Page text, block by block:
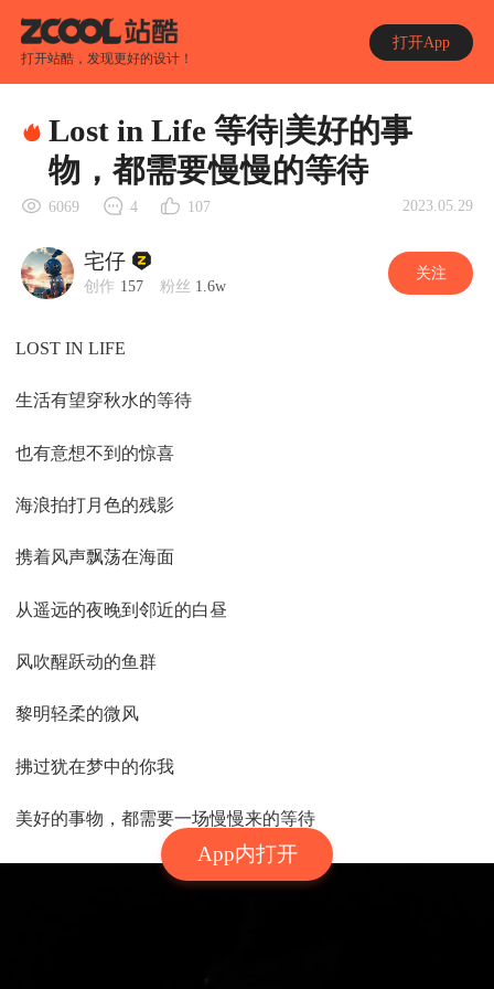
打开站酷，发现更好的设计！
打开App
App内打开
Lost in Life 等待|美好的事
物，都需要慢慢的等待
6069 4 107 2023.05.29
宅仔
创作 157 粉丝 1.6w
关注
LOST IN LIFE
生活有望穿秋水的等待
也有意想不到的惊喜
海浪拍打月色的残影
携着风声飘荡在海面
从遥远的夜晚到邻近的白昼
风吹醒跃动的鱼群
黎明轻柔的微风
拂过犹在梦中的你我
美好的事物，都需要一场慢慢来的等待